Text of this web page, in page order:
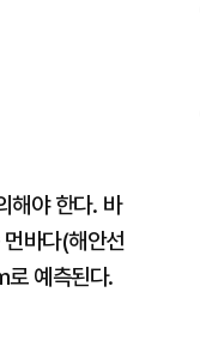
해야 한다. 바
바다(해안선
예측된다.